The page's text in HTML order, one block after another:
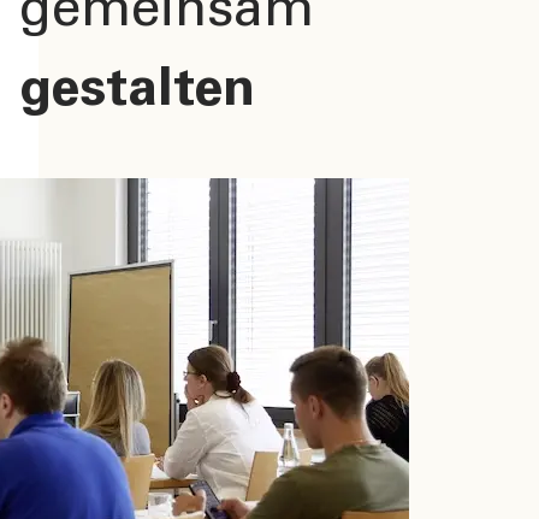
gemeinsam
gestalten